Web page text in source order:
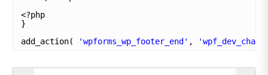
<?php
}
add_action(
'wpforms_wp_footer_end' ,